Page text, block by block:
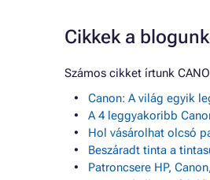
Cikkek a
Számos cikket írtunk
Canon: A világ egyik
A 4 leggyakoribb
Hol vásárolhat olcsó
Beszáradt tinta a
Patroncsere HP,